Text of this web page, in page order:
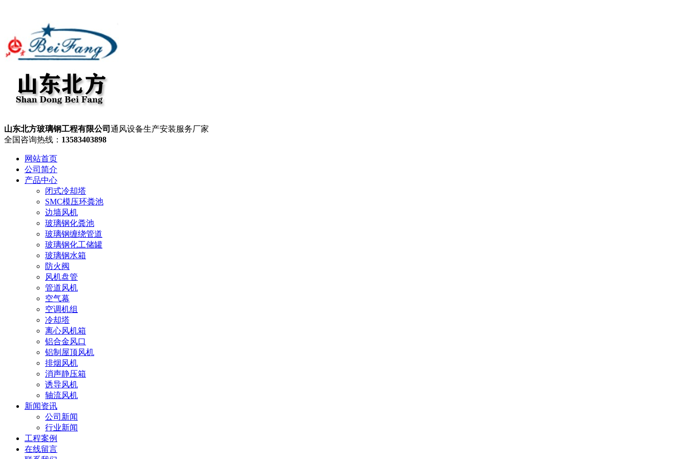
山东北方玻璃钢工程有限公司 通风设备生产安装服务厂家
全国咨询热线： 13583403898
网站首页
公司简介
产品中心
闭式冷却塔
SMC模压环粪池
边墙风机
玻璃钢化粪池
玻璃钢缠绕管道
玻璃钢化工储罐
玻璃钢水箱
防火阀
风机盘管
管道风机
空气幕
空调机组
冷却塔
离心风机箱
铝合金风口
铝制屋顶风机
排烟风机
消声静压箱
诱导风机
轴流风机
新闻资讯
公司新闻
行业新闻
工程案例
在线留言